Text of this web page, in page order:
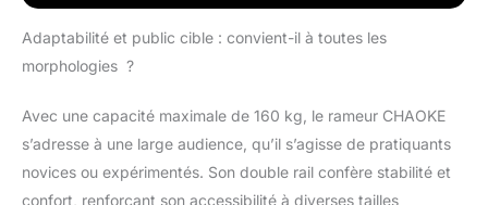
peuvent être connectés à des applications
comme Kinomap et EXR. Ces technologies
intelligentes vous offrent des possibilités
réel et améliorez votre expérience
d'entraînement grâce à des séances
virtuelles interactives, des compétitions et
des défis personnalisés.
𝙍𝘼𝙈𝙀𝙐𝙍
Adaptabilité et public cible : convient-il à toutes les
morphologies ?
Avec une capacité maximale de 160 kg, le rameur CHAOKE
s’adresse à une large audience, qu’il s’agisse de pratiquants
novices ou expérimentés. Son double rail confère stabilité et
confort, renforçant son accessibilité à diverses tailles